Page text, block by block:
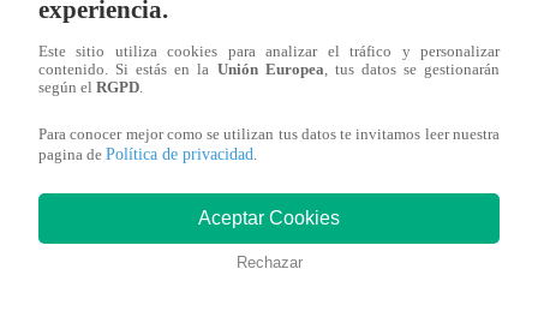
tío César te vas a LEVANTAR a mi King Arthur,
echarla de su casa.
¡Los secretos y conflictos en Pobre Novio están al rojo
¿Realmente Alicia no siente nada por Santiago?
experiencia.
Este sitio utiliza cookies para analizar el tráfico y personalizar
contenido. Si estás en la Unión Europea, tus datos se gestionarán
según el RGPD.
Para conocer mejor como se utilizan tus datos te invitamos leer nuestra
pagina de Política de privacidad.
Aceptar Cookies
Rechazar